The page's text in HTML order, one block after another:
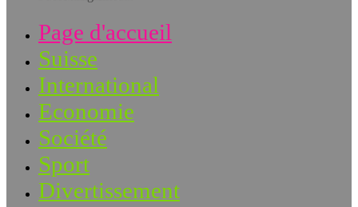
Page d'accueil
Suisse
International
Economie
Société
Sport
Divertissement